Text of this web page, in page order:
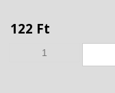
122 Ft